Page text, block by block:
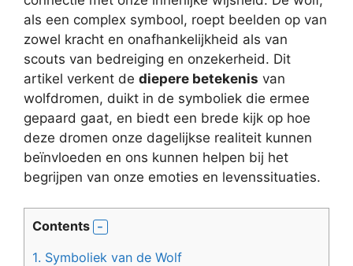
als een complex symbool, roept beelden op van
zowel kracht en onafhankelijkheid als van
scouts van bedreiging en onzekerheid. Dit
artikel verkent de diepere betekenis van
wolfdromen, duikt in de symboliek die ermee
gepaard gaat, en biedt een brede kijk op hoe
deze dromen onze dagelijkse realiteit kunnen
beïnvloeden en ons kunnen helpen bij het
begrijpen van onze emoties en levenssituaties.
Contents
1. Symboliek van de Wolf